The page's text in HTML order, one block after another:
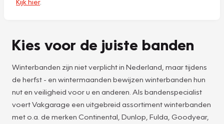
Kies voor de juiste banden
Winterbanden zijn niet verplicht in Nederland, maar tijdens
de herfst - en wintermaanden bewijzen winterbanden hun
nut en veiligheid voor u en anderen. Als bandenspecialist
voert Vakgarage een uitgebreid assortiment winterbanden
met o.a. de merken Continental, Dunlop, Fulda, Goodyear,